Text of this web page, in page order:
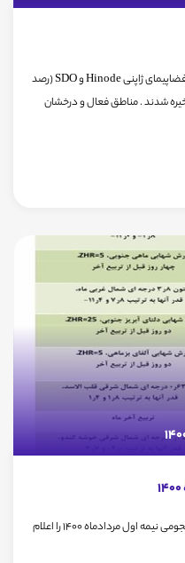
در تاريخ ٢٩آپريل ٢٠١۵ تلسكوپ NuSTAR و فضاپیمای ژاپنی Hinode و SDO (رصد
شدند . مناطق فعال و درخشان
مرکز علوم و ستاره شناسی تهران رویدادها ی نجومی نیمه اول مردادماه 1400 را اعلام